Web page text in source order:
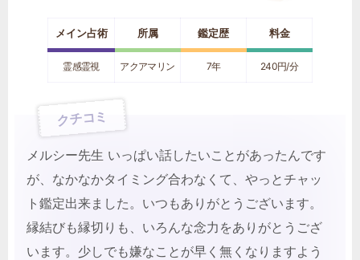
メイン占術 所属 鑑定歴 料金
霊感霊視 アクアマリン 7年 240円/分
クチコミ
メルシー先生 いっぱい話したいことがあったんです
が、なかなかタイミング合わなくて、やっとチャッ
ト鑑定出来ました。いつもありがとうございます。
縁結びも縁切りも、いろんな念力をありがとうござ
います。少しでも嫌なことが早く無くなりますよう